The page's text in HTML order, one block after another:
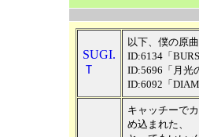
SUGI.
Ｔ
以下、僕の原
ID:6134「
ID:5696「月光
ID:6092「
キャッチーで
め込まれた、